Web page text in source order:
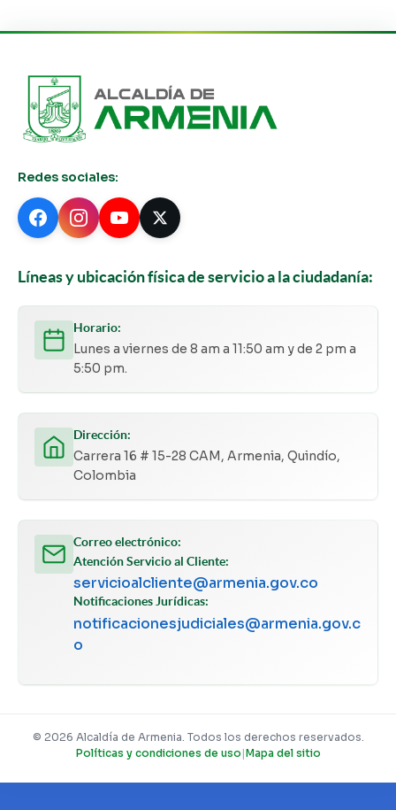
Redes sociales:
Líneas y ubicación física de servicio a la ciudadanía:
Horario:
Lunes a viernes de 8 am a 11:50 am y de 2 pm a
5:50 pm.
Dirección:
Carrera 16 # 15-28 CAM, Armenia, Quindío,
Colombia
Correo electrónico:
Atención Servicio al Cliente:
servicioalcliente@armenia.gov.co
Notificaciones Jurídicas:
notificacionesjudiciales@armenia.gov.c
o
© 2026 Alcaldía de Armenia. Todos los derechos reservados.
Políticas y condiciones de uso |Mapa del sitio